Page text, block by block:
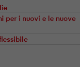
per i nuovi e le nuove